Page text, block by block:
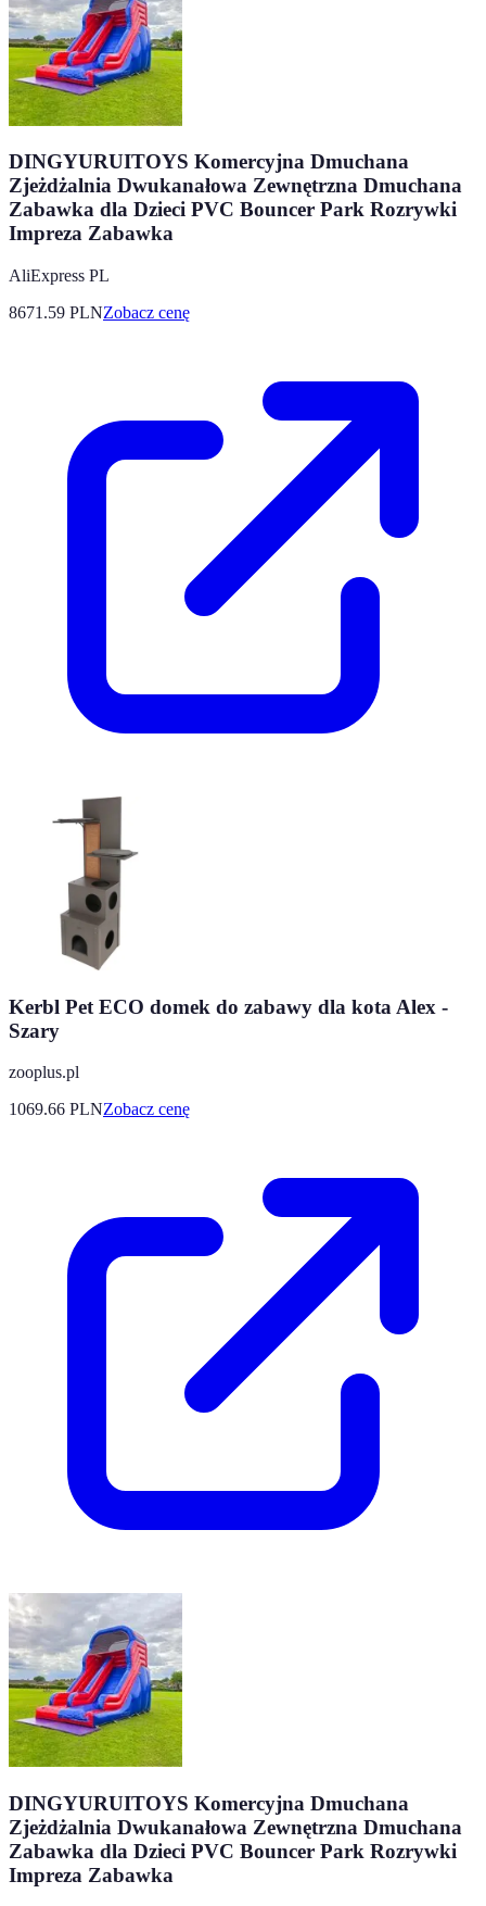
DINGYURUITOYS Komercyjna Dmuchana
Zjeżdżalnia Dwukanałowa Zewnętrzna Dmuchana
Zabawka dla Dzieci PVC Bouncer Park Rozrywki
Impreza Zabawka
AliExpress PL
8671.59 PLNZobacz cenę
Kerbl Pet ECO domek do zabawy dla kota Alex -
Szary
zooplus.pl
1069.66 PLNZobacz cenę
DINGYURUITOYS Komercyjna Dmuchana
Zjeżdżalnia Dwukanałowa Zewnętrzna Dmuchana
Zabawka dla Dzieci PVC Bouncer Park Rozrywki
Impreza Zabawka